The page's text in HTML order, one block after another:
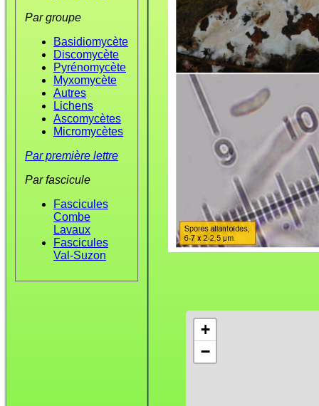
Par groupe
Basidiomycète
Discomycète
Pyrénomycète
Myxomycète
Autres
Lichens
Ascomycètes
Micromycètes
Par première lettre
Par fascicule
Fascicules
Combe
Lavaux
Fascicules
Val-Suzon
+
−